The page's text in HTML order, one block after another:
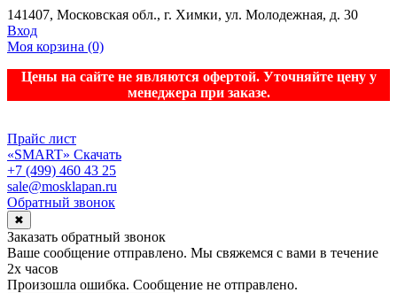
141407, Московская обл., г. Химки, ул. Молодежная, д. 30
Вход
Моя корзина (0)
Цены на сайте не являются офертой. Уточняйте цену у
менеджера при заказе.
Прайс лист
«SMART» Скачать
+7 (499) 460 43 25
sale@mosklapan.ru
Обратный звонок
✖
Заказать обратный звонок
Ваше сообщение отправлено. Мы свяжемся с вами в течение
2х часов
Произошла ошибка. Сообщение не отправлено.